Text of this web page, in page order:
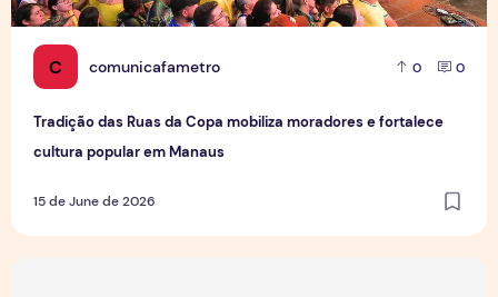
C comunicafametro 0 0
Tradição das Ruas da Copa mobiliza moradores e fortalece
cultura popular em Manaus
15 de June de 2026